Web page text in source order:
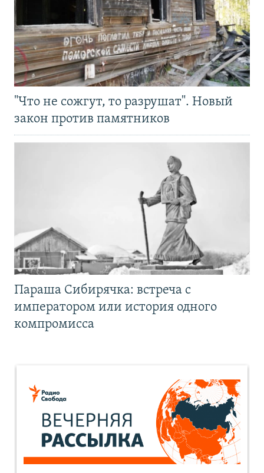
"Что не сожгут, то разрушат". Новый
закон против памятников
Параша Сибирячка: встреча с
императором или история одного
компромисса